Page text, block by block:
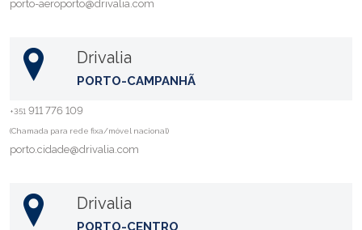
porto-aeroporto@drivalia.com
Drivalia
PORTO-CAMPANHÃ
+351 911 776 109
(Chamada para rede fixa/móvel nacional)
porto.cidade@drivalia.com
Drivalia
PORTO-CENTRO